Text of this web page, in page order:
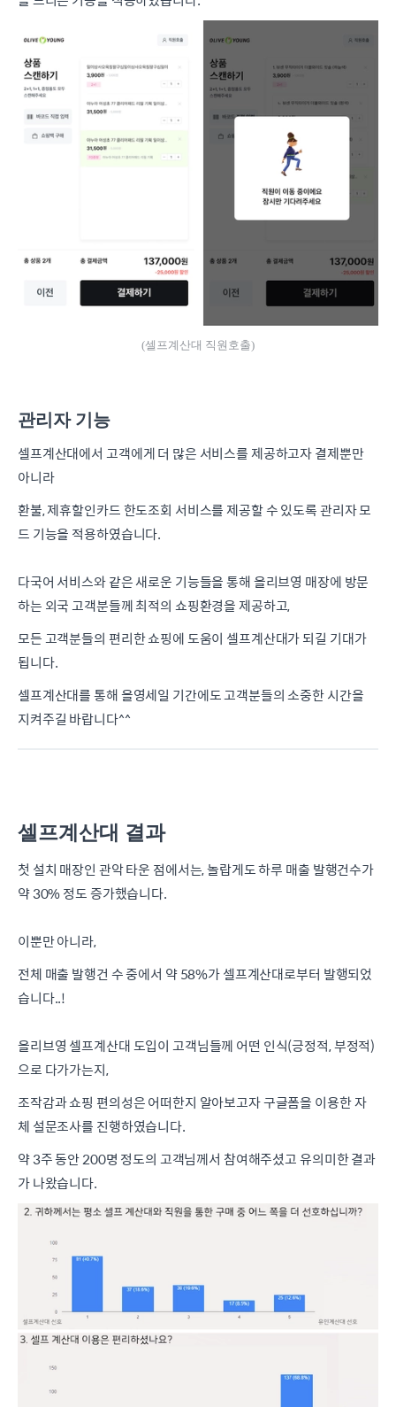
(셀프계산대 직원호출)
관리자 기능
셀프계산대에서 고객에게 더 많은 서비스를 제공하고자 결제뿐만
아니라
환불, 제휴할인카드 한도조회 서비스를 제공할 수 있도록 관리자 모
드 기능을 적용하였습니다.
다국어 서비스와 같은 새로운 기능들을 통해 올리브영 매장에 방문
하는 외국 고객분들께 최적의 쇼핑환경을 제공하고,
모든 고객분들의 편리한 쇼핑에 도움이 셀프계산대가 되길 기대가
됩니다.
셀프계산대를 통해 올영세일 기간에도 고객분들의 소중한 시간을
지켜주길 바랍니다^^
셀프계산대 결과
첫 설치 매장인 관악 타운 점에서는, 놀랍게도 하루 매출 발행건수가
약 30% 정도 증가했습니다.
이뿐만 아니라,
전체 매출 발행건 수 중에서 약 58%가 셀프계산대로부터 발행되었
습니다..!
올리브영 셀프계산대 도입이 고객님들께 어떤 인식(긍정적, 부정적)
으로 다가가는지,
조작감과 쇼핑 편의성은 어떠한지 알아보고자 구글폼을 이용한 자
체 설문조사를 진행하였습니다.
약 3주 동안 200명 정도의 고객님께서 참여해주셨고 유의미한 결과
가 나왔습니다.